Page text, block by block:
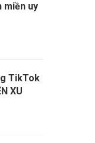
miền uy
TikTok
XU